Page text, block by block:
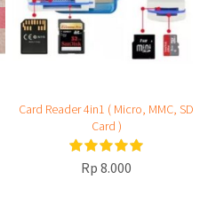
Card Reader 4in1 ( Micro, MMC, SD
Card )
Rp 8.000